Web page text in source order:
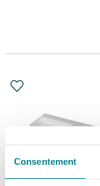
Consentement